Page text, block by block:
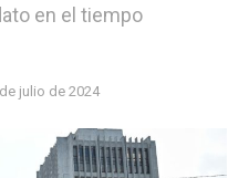
en el tiempo
julio de 2024